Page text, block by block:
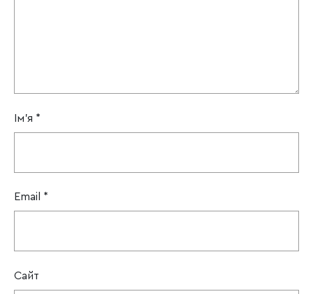
Ім'я *
Email *
Сайт